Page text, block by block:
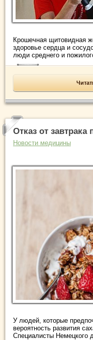
Крошечная щитовидная
здоровье сердца и
люди среднего и
Отказ от
Новости медицины
У людей, которые
вероятность развития
Специалисты Немецкого